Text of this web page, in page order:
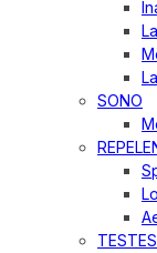
SONO
TESTES